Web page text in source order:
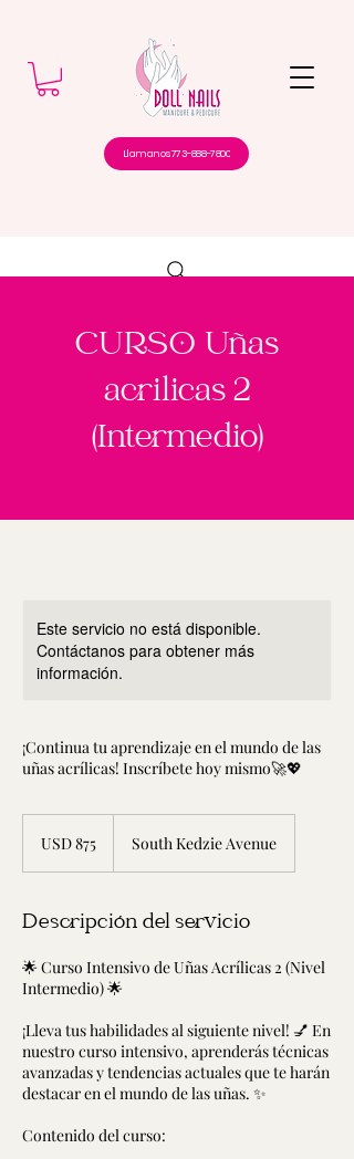
Llamanos 773-888-7800
CURSO Uñas
acrilicas 2
(Intermedio)
Este servicio no está disponible.
Contáctanos para obtener más
información.
¡Continua tu aprendizaje en el mundo de las
uñas acrílicas! Inscríbete hoy mismo🚀💖
estadounidenses
USD 875 South Kedzie Avenue
Descripción del servicio
🌟 Curso Intensivo de Uñas Acrílicas 2 (Nivel
Intermedio) 🌟
¡Lleva tus habilidades al siguiente nivel! 💅 En
nuestro curso intensivo, aprenderás técnicas
avanzadas y tendencias actuales que te harán
destacar en el mundo de las uñas. ✨
Contenido del curso: